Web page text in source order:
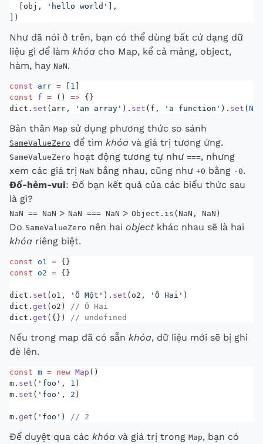
  [obj,
'hello world'
],
])
Như đã nói ở trên, bạn có thể dùng bất cứ dạng dữ
liệu gì để làm khóa cho Map, kể cả mảng, object,
hàm, hay NaN.
const arr = 1
const f = () => {}
dict. set (arr, 'an array' ). set (f, 'a function' ). set ( NaN
Bản thân Map sử dụng phương thức so sánh
SameValueZero để tìm khóa và giá trị tương ứng.
SameValueZero hoạt động tương tự như ===, nhưng
xem các giá trị NaN bằng nhau, cũng như +0 bằng -0.
Đố-hẻm-vui: Đố bạn kết quả của các biểu thức sau
là gì?
NaN == NaN > NaN === NaN > Object.is(NaN, NaN)
Do SameValueZero nên hai objectkhác nhau sẽ là hai
khóa riêng biệt.
const o1 = {}
const o2 = {}
dict. set (o1, 'Ô Một' ). set (o2, 'Ô Hai' )
dict. get (o2)
// Ô Hai
dict. get ({}) // undefined
Nếu trong map đã có sẵn khóa, dữ liệu mới sẽ bị ghi
đè lên.
const m = new Map ()
m. set ( 'foo' , 1 )
m. set ( 'foo' , 2 )
m. get ( 'foo' ) // 2
Để duyệt qua các khóa và giá trị trong Map, bạn có